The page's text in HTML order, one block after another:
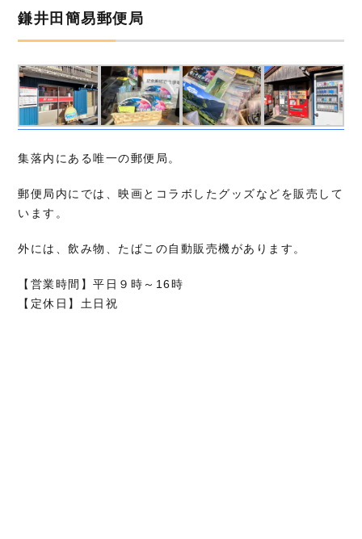
鎌井田簡易郵便局
集落内にある唯一の郵便局。
郵便局内にでは、映画とコラボしたグッズなどを販売して
います。
外には、飲み物、たばこの自動販売機があります。
【営業時間】平日９時～16時
【定休日】土日祝